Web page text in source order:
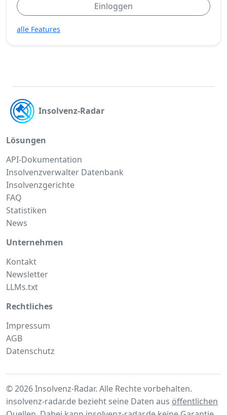
Einloggen
alle Features
Insolvenz-Radar
Lösungen
API-Dokumentation
Insolvenzverwalter Datenbank
Insolvenzgerichte
FAQ
Statistiken
News
Unternehmen
Kontakt
Newsletter
LLMs.txt
Rechtliches
Impressum
AGB
Datenschutz
© 2026 Insolvenz-Radar. Alle Rechte vorbehalten.
insolvenz-radar.de bezieht seine Daten aus öffentlichen